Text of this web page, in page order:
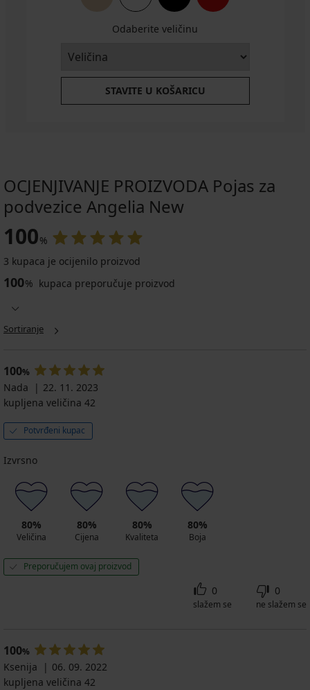
Odaberite veličinu
STAVITE U KOŠARICU
OCJENJIVANJE PROIZVODA Pojas za
podvezice Angelia New
100%
3 kupaca je ocijenilo proizvod
100% kupaca preporučuje proizvod
Sortiranje
100%
Nada
22. 11. 2023
kupljena veličina 42
Potvrđeni kupac
Izvrsno
80%
Veličina
80%
Cijena
80%
Kvaliteta
80%
Boja
Preporučujem ovaj proizvod
0
slažem se
0
ne slažem se
100%
Ksenija
06. 09. 2022
kupljena veličina 42